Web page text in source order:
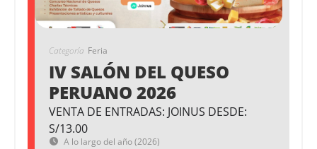
Categoría Feria
IV SALÓN DEL QUESO
PERUANO 2026
VENTA DE ENTRADAS: JOINUS DESDE:
S/13.00
A lo largo del año (2026)